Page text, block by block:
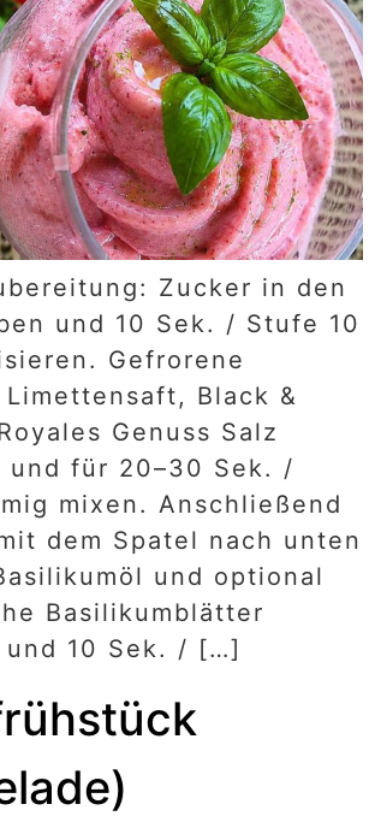
Zucker in den
und 10 Sek. / Stufe 10
Gefrorene
Limettensaft, Black &
Genuss Salz
und für 20–30 Sek. /
mixen. Anschließend
dem Spatel nach unten
und optional
Basilikumblätter
und 10 Sek. / […]